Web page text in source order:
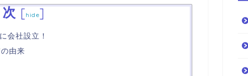
[hide]
会社設立！
由来